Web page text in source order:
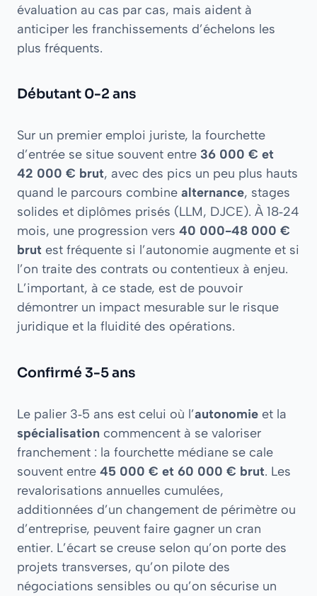
évaluation au cas par cas, mais aident à
anticiper les franchissements d’échelons les
plus fréquents.
Débutant 0-2 ans
Sur un premier emploi juriste, la fourchette
d’entrée se situe souvent entre 36 000 € et
42 000 € brut, avec des pics un peu plus hauts
quand le parcours combine alternance, stages
solides et diplômes prisés (LLM, DJCE). À 18‑24
mois, une progression vers 40 000-48 000 €
brut est fréquente si l’autonomie augmente et si
l’on traite des contrats ou contentieux à enjeu.
L’important, à ce stade, est de pouvoir
démontrer un impact mesurable sur le risque
juridique et la fluidité des opérations.
Confirmé 3-5 ans
Le palier 3‑5 ans est celui où l’autonomie et la
spécialisation commencent à se valoriser
franchement : la fourchette médiane se cale
souvent entre 45 000 € et 60 000 € brut. Les
revalorisations annuelles cumulées,
additionnées d’un changement de périmètre ou
d’entreprise, peuvent faire gagner un cran
entier. L’écart se creuse selon qu’on porte des
projets transverses, qu’on pilote des
négociations sensibles ou qu’on sécurise un